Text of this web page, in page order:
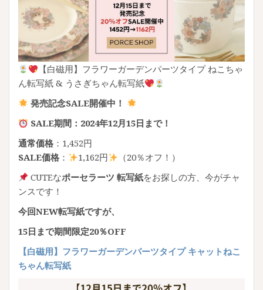
【白磁用】フラワーガーデンパーツタイプ ねこちゃ
ん転写紙 & うさぎちゃん転写紙
発売記念SALE開催中！
SALE期間：2024年12月15日まで！
通常価格 ：1,452円
SALE価格 ： 1,162円
（20％オフ！）
CUTEなポーセラーツ 転写紙をお探しの方、今がチャ
ンスです！
今回NEW転写紙ですが、
15日まで期間限定20％OFF
【白磁用】フラワーガーデンパーツタイプ キャットねこ
ちゃん転写紙